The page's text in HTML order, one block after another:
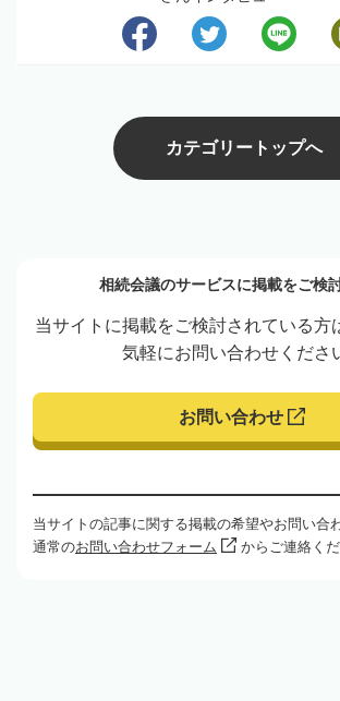
カテゴリートップへ
相続会議のサービスに掲載をご検
当サイトに掲載をご検討されている方
気軽にお問い合わせくださ
お問い合わせ
当サイトの記事に関する掲載の希望やお問い合
通常のお問い合わせフォーム からご連絡く